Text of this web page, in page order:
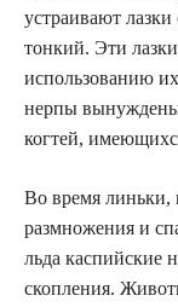
устраивают лазки
тонкий. Эти
использованию
нерпы
когтей,
Во время линьки,
размножения и
льда каспийские
скопления.